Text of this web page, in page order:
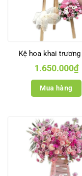
Kệ hoa khai trương
1.650.000₫
Mua hàng